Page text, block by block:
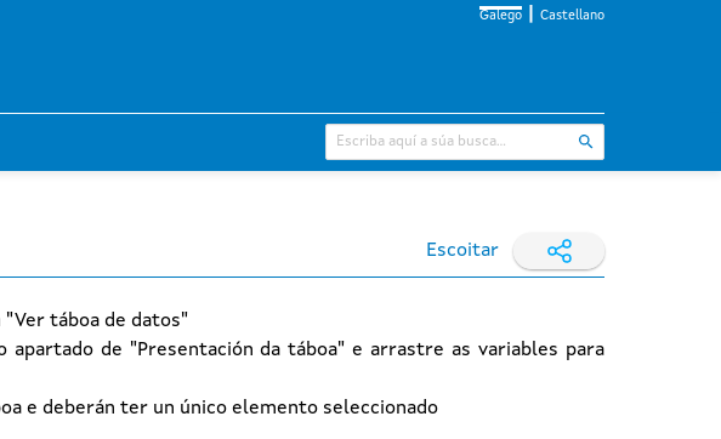
Galego Castellano
Escoitar
táboa de datos"
de "Presentación da táboa" e arrastre as variables para
e deberán ter un único elemento seleccionado